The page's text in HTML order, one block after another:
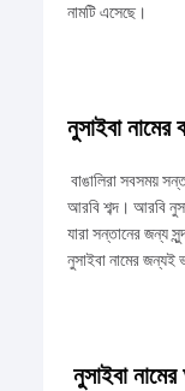
নামটি এসেছে।
নুসাইবা নামের
বাঙালিরা সবসময়
আরবি শব্দ। আরবি
যারা সন্তানের জন্য
নুসাইবা নামের জন্যই
নুসাইবা নামের